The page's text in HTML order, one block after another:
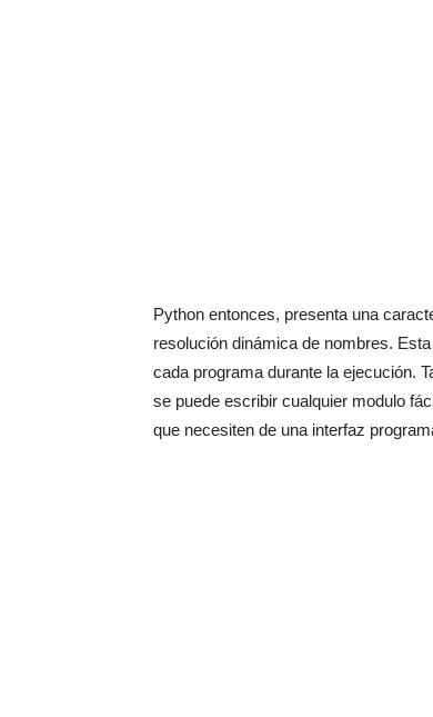
Python entonces, presenta una
resolución dinámica de nombres.
cada programa durante la ejecución.
se puede escribir cualquier modulo
que necesiten de una interfaz